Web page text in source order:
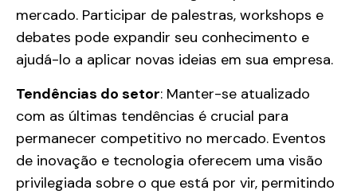
mercado. Participar de palestras, workshops e
debates pode expandir seu conhecimento e
ajudá-lo a aplicar novas ideias em sua empresa.
Tendências do setor: Manter-se atualizado
com as últimas tendências é crucial para
permanecer competitivo no mercado. Eventos
de inovação e tecnologia oferecem uma visão
privilegiada sobre o que está por vir, permitindo